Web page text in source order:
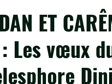
ET
: Les vœux
Dini